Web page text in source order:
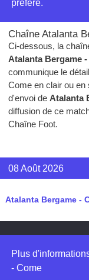
préféré.
Chaîne Atalanta
Ci-dessous, la
Atalanta Bergame
communique le
Come en clair ou en
d'envoi de Atalanta
diffusion de ce
Chaîne Foot.
08 Août 2026
Atalanta Bergame -
Plus
- Come